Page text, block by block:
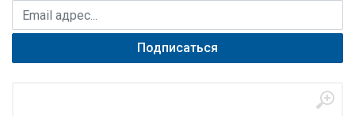
Подписаться